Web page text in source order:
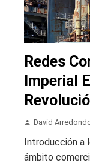
Redes
Imperial
David
Introducción a
ámbito